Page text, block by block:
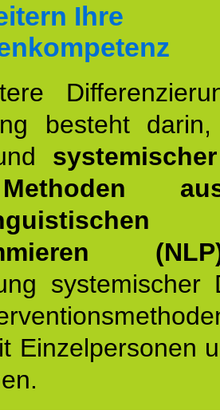
Ihre
besteht
systemischer
Einzelpersonen